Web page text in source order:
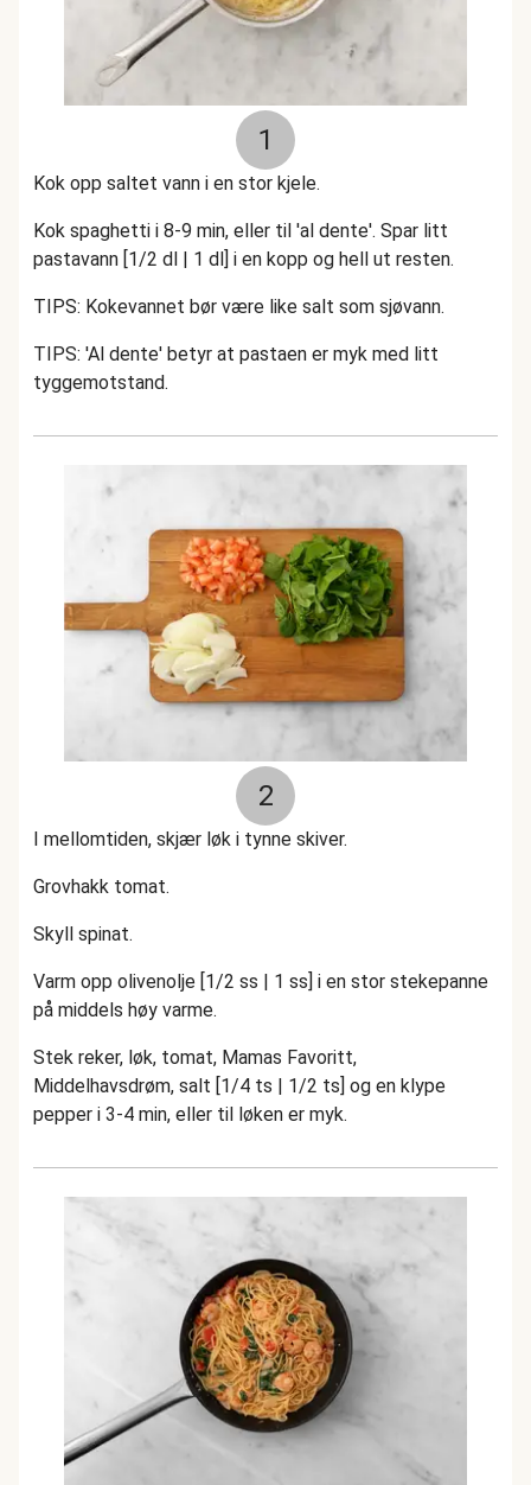
1
Kok opp saltet vann i en stor kjele.
Kok spaghetti i 8-9 min, eller til 'al dente'. Spar litt
pastavann [1/2 dl | 1 dl] i en kopp og hell ut resten.
TIPS: Kokevannet bør være like salt som sjøvann.
TIPS: 'Al dente' betyr at pastaen er myk med litt
tyggemotstand.
2
I mellomtiden, skjær løk i tynne skiver.
Grovhakk tomat.
Skyll spinat.
Varm opp olivenolje [1/2 ss | 1 ss] i en stor stekepanne
på middels høy varme.
Stek reker, løk, tomat, Mamas Favoritt,
Middelhavsdrøm, salt [1/4 ts | 1/2 ts] og en klype
pepper i 3-4 min, eller til løken er myk.